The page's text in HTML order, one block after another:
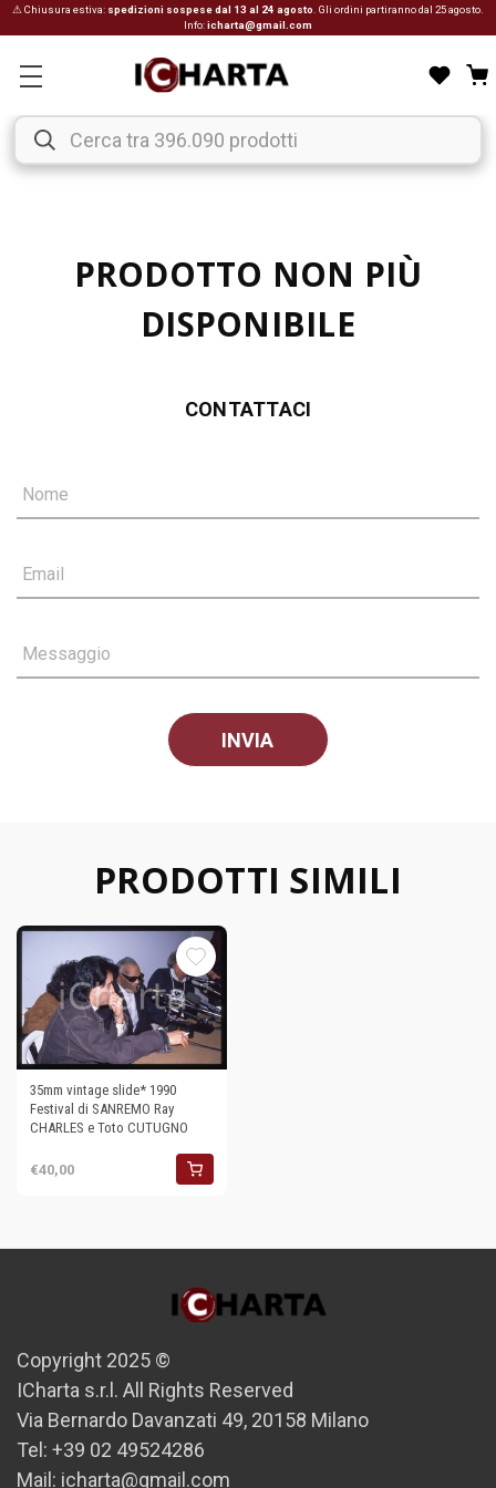
⚠ Chiusura estiva: spedizioni sospese dal 13 al 24 agosto . Gli ordini partiranno dal 25 agosto.
Info:icharta@gmail.com
PRODOTTO NON PIÙ
DISPONIBILE
CONTATTACI
Nome
Email
Messaggio
PRODOTTI SIMILI
35mm vintage slide* 1990
Festival di SANREMO Ray
CHARLES e Toto CUTUGNO
€40,00
Copyright 2025 ©
ICharta s.r.l. All Rights Reserved
Via Bernardo Davanzati 49, 20158 Milano
Tel: +39 02 49524286
Mail: icharta@gmail.com